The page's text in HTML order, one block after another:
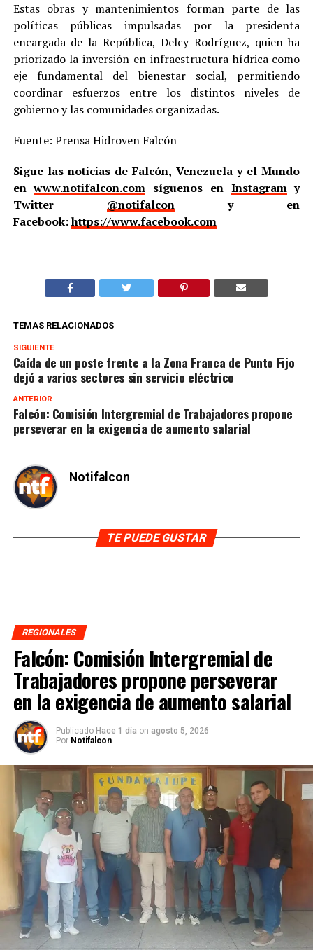
Estas obras y mantenimientos forman parte de las
políticas públicas impulsadas por la presidenta
encargada de la República, Delcy Rodríguez, quien ha
priorizado la inversión en infraestructura hídrica como
eje fundamental del bienestar social, permitiendo
coordinar esfuerzos entre los distintos niveles de
gobierno y las comunidades organizadas.
Fuente: Prensa Hidroven Falcón
Sigue las noticias de Falcón, Venezuela y el Mundo
enwww.notifalcon.com síguenos en Instagramy
Twitter @notifalcony en
Facebook:https://www.facebook.com
TEMAS RELACIONADOS
SIGUIENTE
Caída de un poste frente a la Zona Franca de Punto Fijo
dejó a varios sectores sin servicio eléctrico
ANTERIOR
Falcón: Comisión Intergremial de Trabajadores propone
perseverar en la exigencia de aumento salarial
Notifalcon
TE PUEDE GUSTAR
REGIONALES
Falcón: Comisión Intergremial de
Trabajadores propone perseverar
en la exigencia de aumento salarial
Publicado Hace 1 día on agosto 5, 2026
Por Notifalcon